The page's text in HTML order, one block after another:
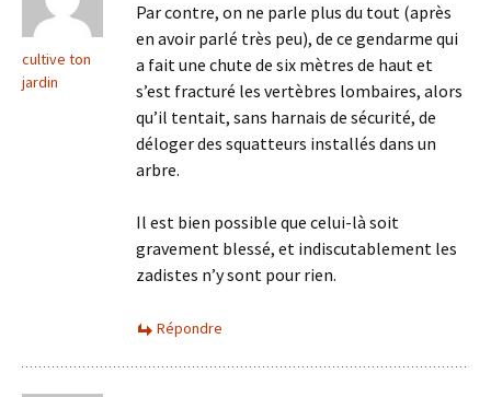
cultive ton
jardin
Par contre, on ne parle plus du tout (après
en avoir parlé très peu), de ce gendarme qui
a fait une chute de six mètres de haut et
s’est fracturé les vertèbres lombaires, alors
qu’il tentait, sans harnais de sécurité, de
déloger des squatteurs installés dans un
arbre.
Il est bien possible que celui-là soit
gravement blessé, et indiscutablement les
zadistes n’y sont pour rien.
Répondre